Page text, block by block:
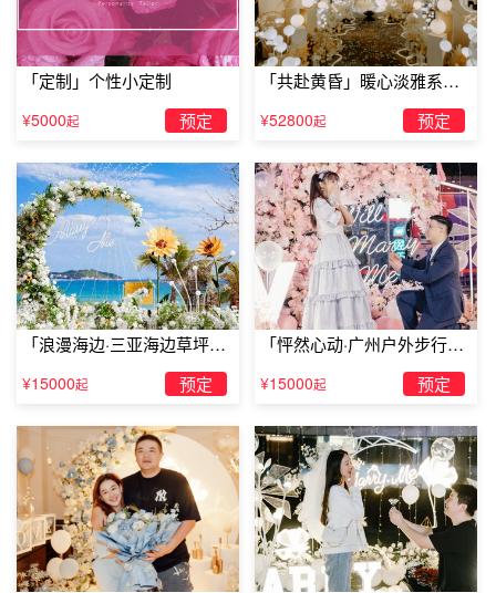
再次，设想表白的结果
最后就是要提前考虑到表白的后果，按照自己的想法，肯定
是对对方有意且对方可能也会时不时给点回应你才会选择表
表白成功，皆大欢喜，如果 表白失败，也不要
过于难过和失望，毕竟你不是人民币，谁都会喜欢你。给自
己一个心理准备，避免因为拒绝而失态。
「定制」个性小定制
¥5000起 预定
「共赴黄昏」暖心淡雅系求
婚仪式
¥52800起 预定
「浪漫海边·三亚海边草坪浪
¥15000起 预定
「怦然心动·广州户外步行街
¥15000起 预定